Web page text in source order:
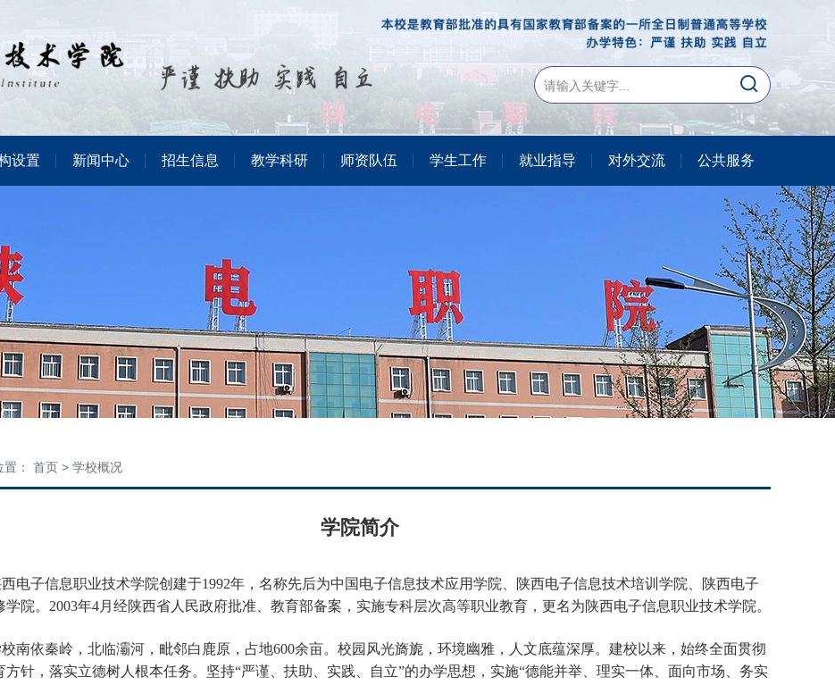
设置 新闻中心 招生信息 教学科研 师资队伍 学生工作 就业指导 对外交流 公共服务
置： 首页 > 学校概况
学院简介
西电子信息职业技术学院创建于1992年，名称先后为中国电子信息技术应用学院、陕西电子信息技术培训学院、陕西电子
院。 2003年4月经陕西省人民政府批准、教育部备案，实施专科层次高等职业教育，更名为陕西电子信息职业技术学院。
南依秦岭，北临灞河，毗邻白鹿原，占地600余亩。校园风光旖旎，环境幽雅，人文底蕴深厚。建校以来，始终全面贯彻
方针，落实立德树人根本任务。坚持“严谨、扶助、实践、自立”的办学思想，实施“德能并举、理实一体、面向市场、务实